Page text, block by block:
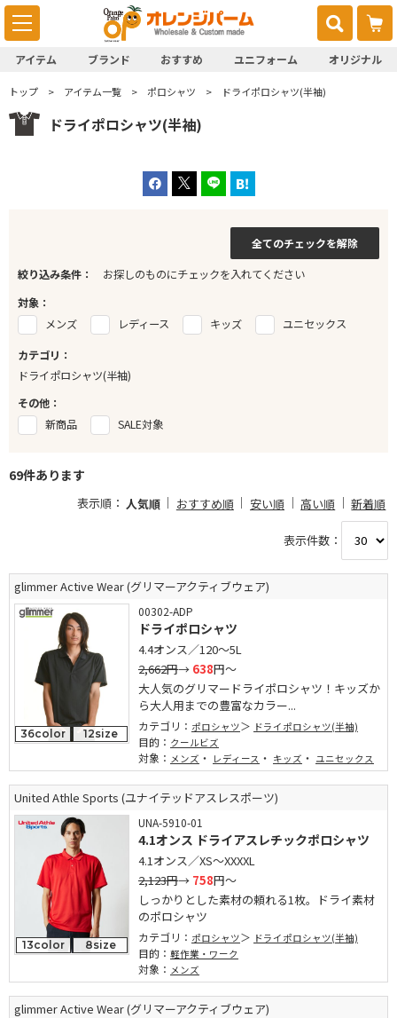
アイテム ブランド おすすめ ユニフォーム オリジナル
トップ アイテム一覧 ポロシャツ ドライポロシャツ(半袖)
ドライポロシャツ(半袖)
全てのチェックを解除
絞り込み条件：
お探しのものにチェックを入れてください
対象：
メンズ
レディース キッズ
ユニセックス
カテゴリ：
ドライポロシャツ(半袖)
その他：
新商品
SALE対象
69件あります
表示順： 人気順 おすすめ順 安い順 高い順 新着順
表示件数：
glimmer Active Wear (グリマーアクティブウェア)
36color 12size
00302-ADP
ドライポロシャツ
4.4オンス／120～5L
2,662円→ 638円～
大人気のグリマードライポロシャツ！キッズか
ら大人用までの豊富なカラー...
カテゴリ： ポロシャツ ドライポロシャツ(半袖)
目的： クールビズ
対象： メンズ ・ レディース ・ キッズ ・ ユニセックス
United Athle Sports (ユナイテッドアスレスポーツ)
13color 8size
UNA-5910-01
4.1オンス ドライアスレチックポロシャツ
4.1オンス／XS～XXXXL
2,123円→ 758円～
しっかりとした素材の頼れる1枚。ドライ素材
のポロシャツ
カテゴリ： ポロシャツ ドライポロシャツ(半袖)
目的： 軽作業・ワーク
対象： メンズ
glimmer Active Wear (グリマーアクティブウェア)